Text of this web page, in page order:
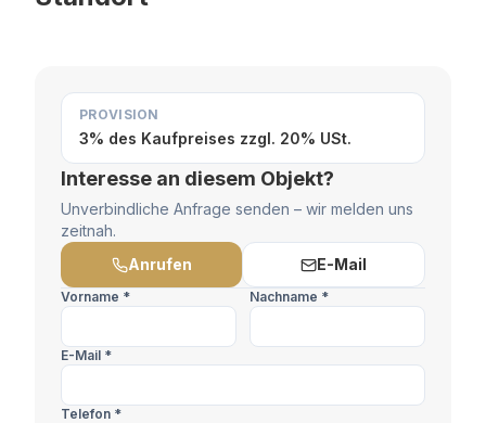
PROVISION
3% des Kaufpreises zzgl. 20% USt.
Interesse an diesem Objekt?
Unverbindliche Anfrage senden – wir melden uns
zeitnah.
Anrufen
E-Mail
Vorname * Nachname *
E-Mail *
Telefon *